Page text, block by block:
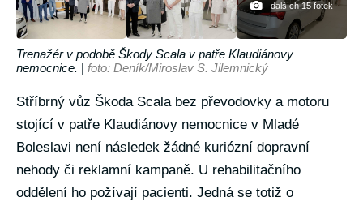
dalších 15 fotek
Trenažér v podobě Škody Scala v patře Klaudiánovy
nemocnice. | foto: Deník/Miroslav S. Jilemnický
Stříbrný vůz Škoda Scala bez převodovky a motoru
stojící v patře Klaudiánovy nemocnice v Mladé
Boleslavi není následek žádné kuriózní dopravní
nehody či reklamní kampaně. U rehabilitačního
oddělení ho požívají pacienti. Jedná se totiž o